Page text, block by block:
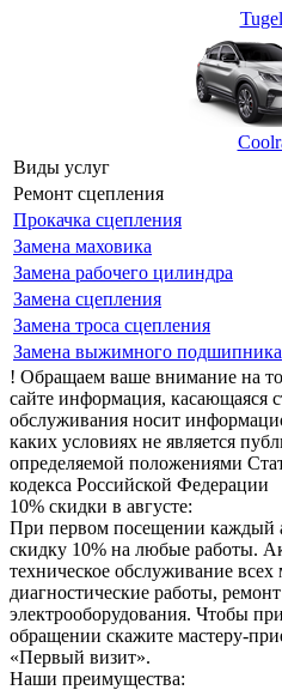
Виды услуг
Ремонт сцепления
Прокачка сцепления
Замена маховика
Замена рабочего цилиндра
Замена сцепления
Замена троса сцепления
Замена выжимного подшипника
! Обращаем ваше внимание на
сайте информация, касающаяся
обслуживания носит
каких условиях не является
определяемой положениями
кодекса Российской Федерации
10% скидки в августе:
При первом посещении каждый
скидку 10% на любые работы.
техническое обслуживание
диагностические работы,
электрооборудования. Чтобы
обращении скажите мастеру-
«Первый визит».
Наши преимущества: